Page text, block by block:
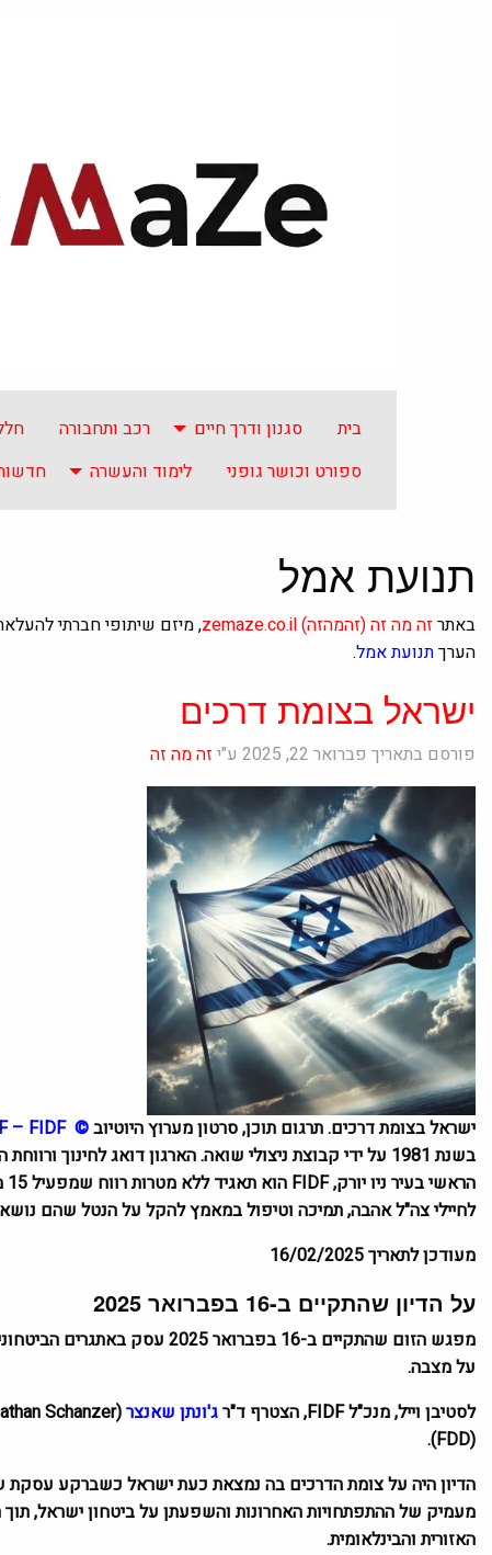
בית סגנון ודרך חיים רכב ותחבורה
ספורט וכושר גופני
לימוד והעשרה
תנועת אמל
באתר זה מה זה(זהמהזה)zemaze.co.il, מיזם שיתופי חברתי
הערךתנועת אמל.
ישראל בצומת דרכים
פורסם בתאריך פברואר 22, 2025 ע"י זה מה זה
ישראל בצומת דרכים. תרגום תוכן, סרטון מערוץ היוטיוב©
– FIDF
בשנת 1981 על ידי קבוצת ניצולי שואה. הארגון דואג
הראשי בעיר ניו יורק,FIDF הוא תאגיד ללא מטרות רווח שמפעיל 15 משרדים אזוריים בארצות הברית ובפנמה.
לחיילי צה"ל אהבה, תמיכה וטיפול במאמץ להקל על הנטל שהם
מעודכן לתאריך 16/02/2025
על הדיון שהתקיים ב-16 בפברואר 2025
מפגש הזום שהתקיים ב-16
על מצבה.
לסטיבן וייל, מנכ"לFIDF, הצטרף ד"רג'ונתן שאנצר(
Schanzer
(
FDD
).
הדיון היה על צומת הדרכים בה נמצאת כעת ישראל כשברקע
מעמיק של ההתפתחויות האחרונות והשפעתן על ביטחון ישראל,
האזורית והבינלאומית.